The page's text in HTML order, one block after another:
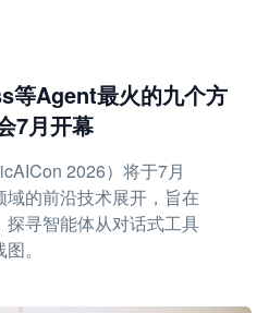
等Agent最火的九个方
7月开幕
2026）将于7月
的前沿技术展开，旨在
寻智能体从对话式工具
。